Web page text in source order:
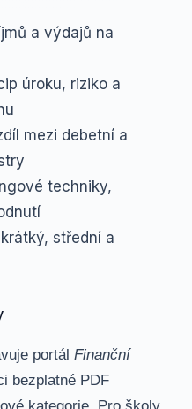
a výdajů na
úroku, riziko a
mezi debetní a
techniky,
střední a
portál Finanční
bezplatné PDF